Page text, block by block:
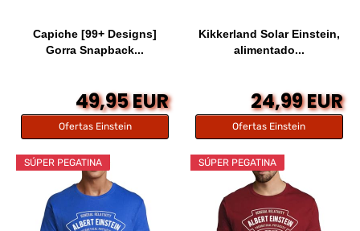
Capiche [99+ Designs]
Gorra Snapback...
49,95 EUR
Ofertas Einstein
Kikkerland Solar Einstein,
alimentado...
24,99 EUR
Ofertas Einstein
SÚPER PEGATINA SÚPER PEGATINA